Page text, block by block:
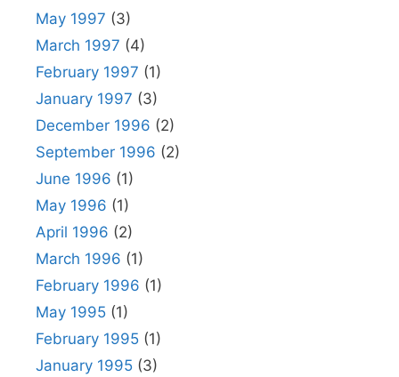
May 1997 (3)
March 1997 (4)
February 1997 (1)
January 1997 (3)
December 1996 (2)
September 1996 (2)
June 1996 (1)
May 1996 (1)
April 1996 (2)
March 1996 (1)
February 1996 (1)
May 1995 (1)
February 1995 (1)
January 1995 (3)